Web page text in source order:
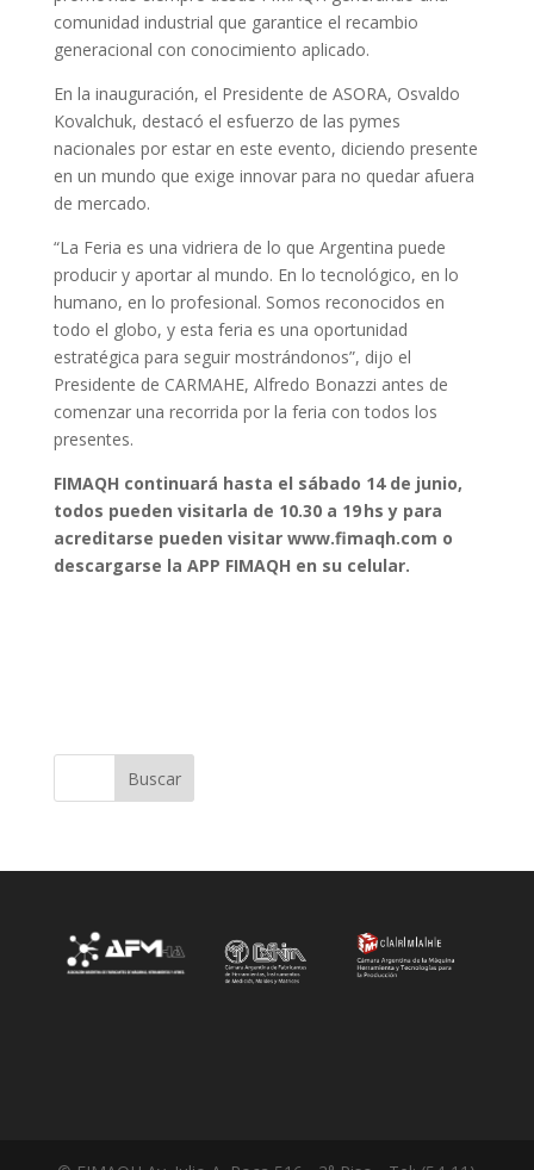
comunidad industrial que garantice el recambio
generacional con conocimiento aplicado.
En la inauguración, el Presidente de ASORA, Osvaldo
Kovalchuk, destacó el esfuerzo de las pymes
nacionales por estar en este evento, diciendo presente
en un mundo que exige innovar para no quedar afuera
de mercado.
“La Feria es una vidriera de lo que Argentina puede
producir y aportar al mundo. En lo tecnológico, en lo
humano, en lo profesional. Somos reconocidos en
todo el globo, y esta feria es una oportunidad
estratégica para seguir mostrándonos”, dijo el
Presidente de CARMAHE, Alfredo Bonazzi antes de
comenzar una recorrida por la feria con todos los
presentes.
FIMAQH continuará hasta el sábado 14 de junio,
todos pueden visitarla de 10.30 a 19 hs y para
acreditarse pueden visitar www.fimaqh.com o
descargarse la APP FIMAQH en su celular.